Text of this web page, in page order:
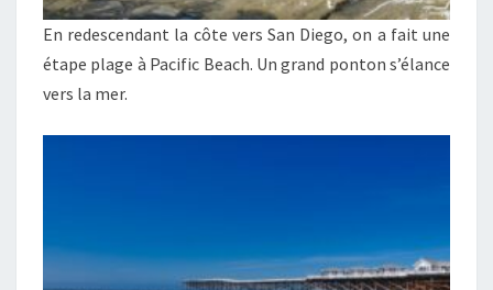
En redescendant la côte vers San Diego, on a fait une
étape plage à Pacific Beach. Un grand ponton s’élance
vers la mer.